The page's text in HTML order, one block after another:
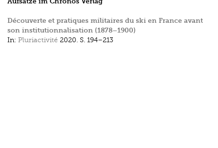
Découverte et pratiques militaires du ski en France avant
son institutionnalisation (1878–1900)
In: Pluriactivité 2020. S. 194–213